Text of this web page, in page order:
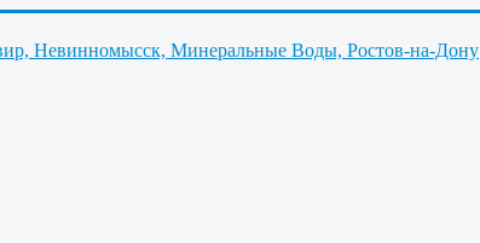
Невинномысск, Минеральные Воды, Ростов-на-Дону